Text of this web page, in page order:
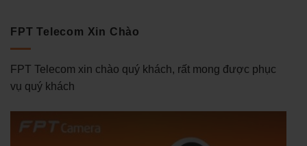
FPT Telecom Xin Chào
FPT Telecom xin chào quý khách, rất mong được phục
vụ quý khách